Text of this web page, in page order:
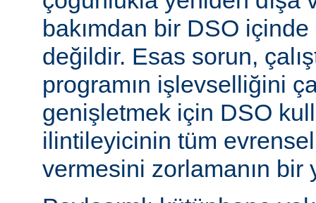
bakımdan bir DSO
değildir. Esas sorun,
programın işlevselliğini
genişletmek için DSO
ilintileyicinin tüm
vermesini zorlamanın bir